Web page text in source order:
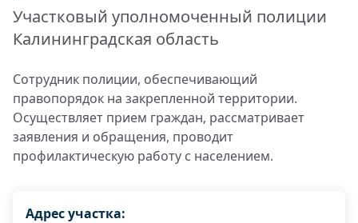
Участковый уполномоченный полиции
Калининградская область
Сотрудник полиции, обеспечивающий
правопорядок на закрепленной территории.
Осуществляет прием граждан, рассматривает
заявления и обращения, проводит
профилактическую работу с населением.
Адрес участка: